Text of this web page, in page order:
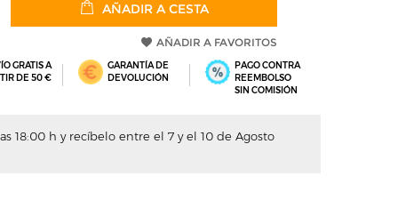
AÑADIR A CESTA
AÑADIR A FAVORITOS
GRATIS A
DE 50 €
GARANTÍA DE
DEVOLUCIÓN
PAGO CONTRA
REEMBOLSO
SIN COMISIÓN
18:00 h y recíbelo entre el 7 y el 10 de Agosto